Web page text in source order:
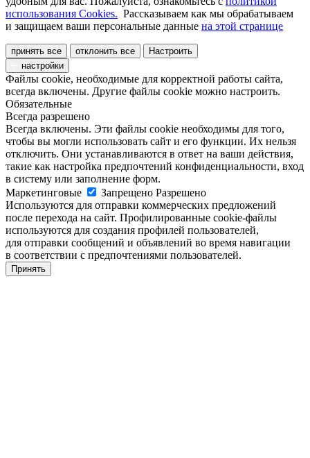
использования Cookies. Рассказываем как мы обрабатываем
и защищаем ваши персональные данные на этой странице
принять все отклонить все
Настроить
настройки
Файлы cookie, необходимые для корректной работы сайта,
всегда включены. Другие файлы cookie можно настроить.
Обязательные
Всегда разрешено
Всегда включены. Эти файлы cookie необходимы для того,
чтобы вы могли использовать сайт и его функции. Их нельзя
отключить. Они устанавливаются в ответ на ваши действия,
такие как настройка предпочтений конфиденциальности, вход
в систему или заполнение форм.
Маркетинговые
Запрещено Разрешено
Используются для отправки коммерческих предложений
после перехода на сайт. Профилированные cookie-файлы
используются для создания профилей пользователей,
для отправки сообщений и объявлений во время навигации
в соответствии с предпочтениями пользователей.
Принять